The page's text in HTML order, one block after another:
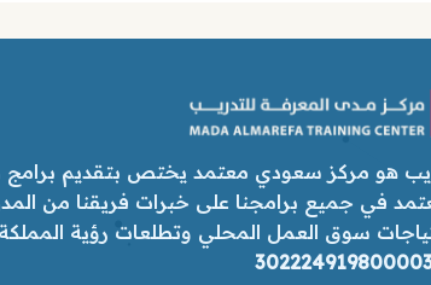
هو مركز سعودي معتمد يختص بتقديم برامج
نعتمد في جميع برامجنا على خبرات فريقنا من
سوق العمل المحلي وتطلعات رؤية المملكة 2030.